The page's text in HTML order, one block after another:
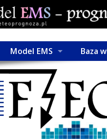
Model EMS Baza